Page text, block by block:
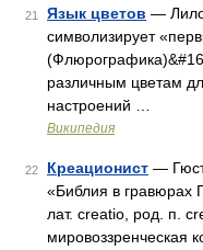
21 Язык цветов —
символизирует
различным цветам
настроений …
Википедия
22 Креационист —
«Библия в гравюрах
лат. creatio, род. п.
мировоззренческая